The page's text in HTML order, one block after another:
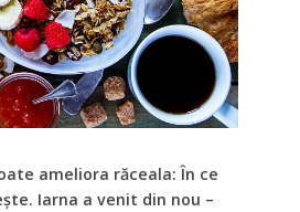
ameliora răceala: În ce
Iarna a venit din nou –